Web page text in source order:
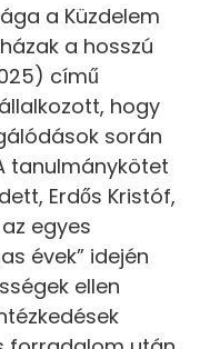
a Küzdelem
a hosszú
című
hogy
során
tanulmánykötet
Erdős Kristóf,
egyes
évek” idején
ellen